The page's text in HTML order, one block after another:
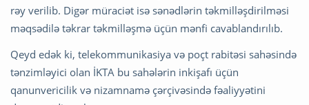
rəy verilib. Digər müraciət isə sənədlərin təkmilləşdirilməsi
məqsədilə təkrar təkmilləşmə üçün mənfi cavablandırılıb.
Qeyd edək ki, telekommunikasiya və poçt rabitəsi sahəsində
tənzimləyici olan İKTA bu sahələrin inkişafı üçün
qanunvericilik və nizamnamə çərçivəsində fəaliyyətini